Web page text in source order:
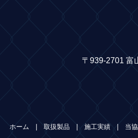
〒939-2701 富
ホーム 取扱製品 施工実績 当